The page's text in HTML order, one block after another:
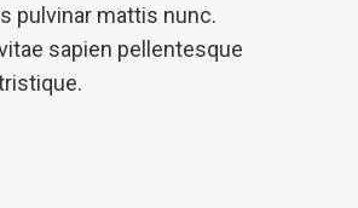
pulvinar mattis nunc.
sapien pellentesque